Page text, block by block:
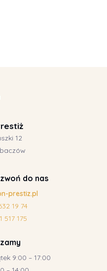
12
do nas
prestiz.pl
19 74
517 175
9:00 – 17:00